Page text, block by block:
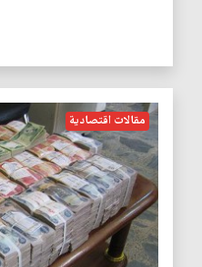
مقالات اقتصادية